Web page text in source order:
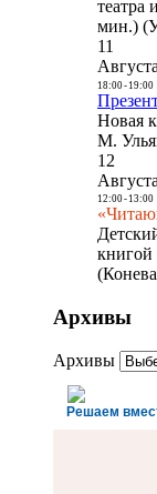
театра
мин.)
11
18:00- 19:00
Новая
М.
12
Августа
12:00- 13:00
книгой
Архивы
Архивы
Решаем